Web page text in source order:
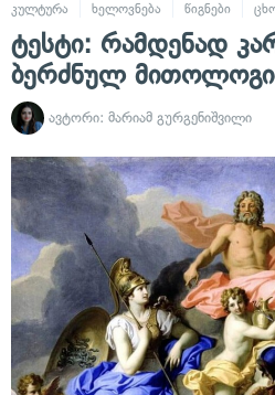
კულტურა
ხელოვნება წიგნები
ტესტი: რამდენად
ბერძნულ
ავტორი: მარიამ გურგენიშვილი